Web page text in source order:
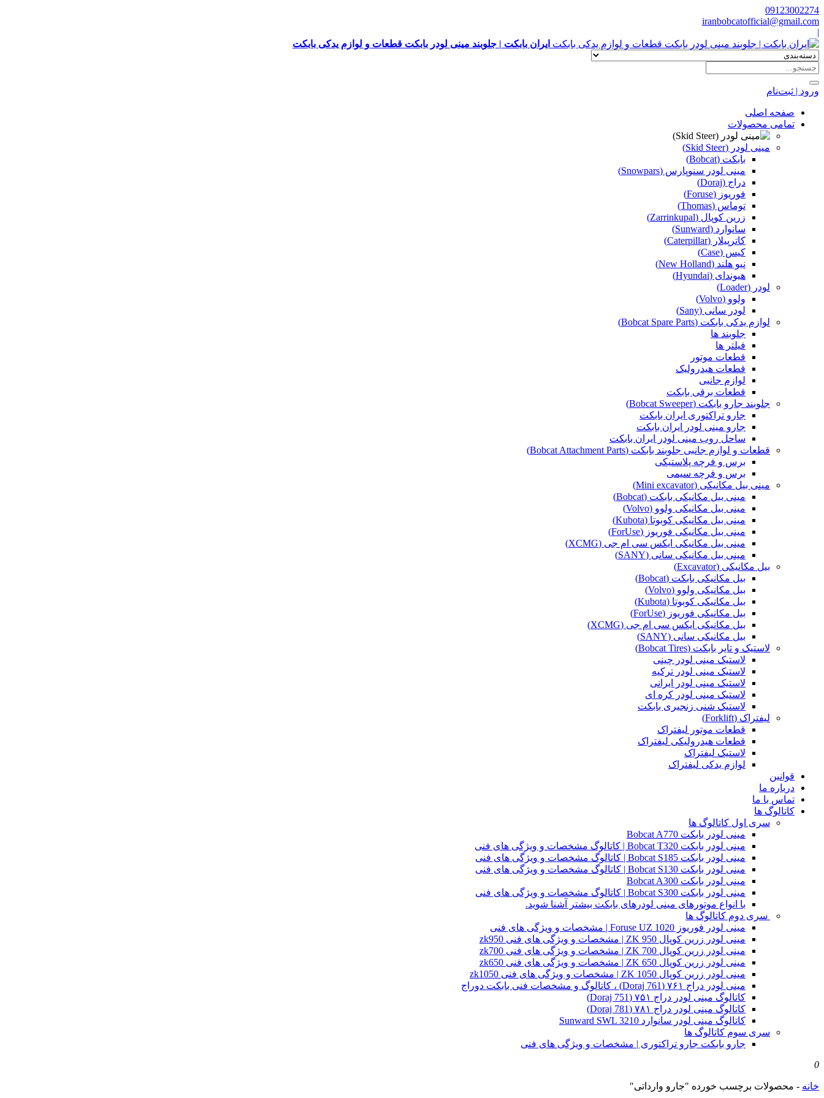
09123002274
iranbobcatofficial@gmail.com
|
ایران بابکت | جلوبند مینی لودر بابکت قطعات و لوازم یدکی بابکت
ورود | ثبت‌نام
صفحه اصلی
تمامی محصولات
مینی لودر (Skid Steer)
بابکت (Bobcat)
مینی لودر سنوپارس (Snowpars)
دراج (Doraj)
فوریوز (Foruse)
توماس (Thomas)
زرین کوپال (Zarrinkupal)
سانوارد (Sunward)
کاترپیلار (Caterpillar)
کیس (Case)
نیو هلند (New Holland)
هیوندای (Hyundai)
لودر (Loader)
ولوو (Volvo)
لودر سانی (Sany)
لوازم یدکی بابکت (Bobcat Spare Parts)
جلوبند ها
فیلتر ها
قطعات موتور
قطعات هیدرولیک
لوازم جانبی
قطعات برقی بابکت
جلوبند جارو بابکت (Bobcat Sweeper)
جارو تراکتوری ایران بابکت
جارو مینی لودر ایران بابکت
ساحل روب مینی لودر ایران بابکت
قطعات و لوازم جانبی جلوبند بابکت (Bobcat Attachment Parts)
برس و فرچه پلاستیکی
برس و فرچه سیمی
مینی بیل مکانیکی (Mini excavator)
مینی بیل مکانیکی بابکت (Bobcat)
مینی بیل مکانیکی ولوو (Volvo)
مینی بیل مکانیکی کوبوتا (Kubota)
مینی بیل مکانیکی فوریوز (ForUse)
مینی بیل مکانیکی ایکس سی ام جی (XCMG)
مینی بیل مکانیکی سانی (SANY)
بیل مکانیکی (Excavator)
بیل مکانیکی بابکت (Bobcat)
بیل مکانیکی ولوو (Volvo)
بیل مکانیکی کوبوتا (Kubota)
بیل مکانیکی فوریوز (ForUse)
بیل مکانیکی ایکس سی ام جی (XCMG)
بیل مکانیکی سانی (SANY)
لاستیک و تایر بابکت (Bobcat Tires)
لاستیک مینی لودر چینی
لاستیک مینی لودر ترکیه
لاستیک مینی لودر ایرانی
لاستیک مینی لودر کره ای
لاستیک شنی زنجیری بابکت
لیفتراک (Forklift)
قطعات موتور لیفتراک
قطعات هیدرولیکی لیفتراک
لاستیک لیفتراک
لوازم یدکی لیفتراک
قوانین
درباره ما
تماس با ما
کاتالوگ ها
سری اول کاتالوگ ها
مینی لودر بابکت Bobcat A770
مینی لودر بابکت Bobcat T320 | کاتالوگ مشخصات و ویژگی های فنی
مینی لودر بابکت Bobcat S185 | کاتالوگ مشخصات و ویژگی های فنی
مینی لودر بابکت Bobcat S130 | کاتالوگ مشخصات و ویژگی های فنی
مینی لودر بابکت Bobcat A300
مینی لودر بابکت Bobcat S300 | کاتالوگ مشخصات و ویژگی های فنی
با انواع موتورهای مینی لودرهای بابکت بیشتر آشنا شوید.
سری دوم کاتالوگ ها
مینی لودر فوریوز Foruse UZ 1020 | مشخصات و ویژگی های فنی
مینی لودر زرین کوپال ZK 950 | مشخصات و ویژگی های فنی zk950
مینی لودر زرین کوپال ZK 700 | مشخصات و ویژگی های فنی zk700
مینی لودر زرین کوپال ZK 650 | مشخصات و ویژگی های فنی zk650
مینی لودر زرین کوپال ZK 1050 | مشخصات و ویژگی های فنی zk1050
مینی لودر دراج ۷۶۱ (Doraj 761) ، کاتالوگ و مشخصات فنی بابکت دوراج
کاتالوگ مینی لودر دراج ۷۵۱ (Doraj 751)
کاتالوگ مینی لودر دراج ۷۸۱ (Doraj 781)
کاتالوگ مینی لودر سانوارد Sunward SWL 3210
سری سوم کاتالوگ ها
جارو بابکت جارو تراکتوری | مشخصات و ویژگی های فنی
0
خانه - محصولات برچسب خورده "جارو وارداتی"